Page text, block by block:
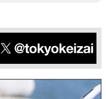
個人情報をご提供いた
成できない場合があり
、通知・開示・訂正・
がございましたら、本